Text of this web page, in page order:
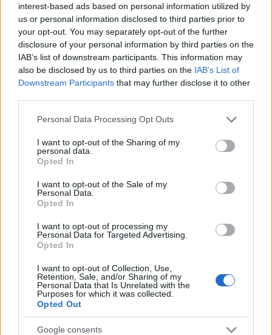
interest-based ads based on personal information utilized by
us or personal information disclosed to third parties prior to
your opt-out. You may separately opt-out of the further
disclosure of your personal information by third parties on the
IAB’s list of downstream participants. This information may
also be disclosed by us to third parties on the IAB’s List of
Downstream Participants that may further disclose it to other
Please note that this website/app uses one or more Google
not limited to your visit or usage behaviour. You may click to
grant or deny consent to Google and its third-party tags to
use your data for below specified purposes in below Google
consent section.
Personal Data Processing Opt Outs
I want to opt-out of the Sharing of my
personal data.
Opted In
I want to opt-out of the Sale of my
Personal Data.
Opted In
I want to opt-out of processing my
Personal Data for Targeted Advertising.
Opted In
I want to opt-out of Collection, Use,
Retention, Sale, and/or Sharing of my
Personal Data that Is Unrelated with the
Purposes for which it was collected.
Opted Out
Google consents
CALCIO
rivoluzionando lo sport
Andrea Conforti · 7 Ago 2026
PIÙ LETTI
Chouchaa: chi è il calciatore algerino?
2
Union Berlino-Cagliari: dove vedere l’amichevole
estiva in diretta